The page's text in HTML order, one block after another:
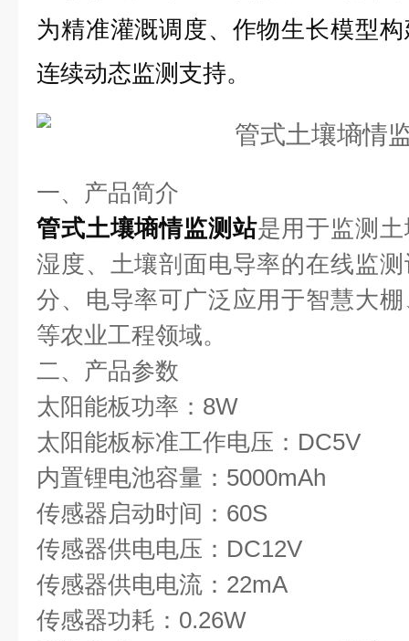
为精准灌溉调度、作物生长模型
连续动态监测支持。
一、产品简介
管式土壤墒情监测站是用于监测
湿度、土壤剖面电导率的在线监
分、电导率可广泛应用于智慧大
等农业工程领域。
二、产品参数
太阳能板功率：8W
太阳能板标准工作电压：DC5V
内置锂电池容量：5000mAh
传感器启动时间：60S
传感器供电电压：DC12V
传感器供电电流：22mA
传感器功耗：0.26W